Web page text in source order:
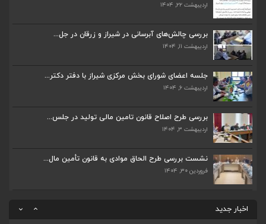
اردیبهشت ۲۲, ۱۴۰۴
بررسی چالش‌های آبرسانی در شیراز و زرقان در جل...
اردیبهشت ۱۱, ۱۴۰۴
جلسه اعضای شورای بخش مرکزی شیراز با دفتر دکتر...
اردیبهشت ۶, ۱۴۰۴
بررسی طرح اصلاح قانون تامین مالی تولید در جلس...
اردیبهشت ۳, ۱۴۰۴
نشست بررسی طرح الحاق موادی به قانون تأمین مال...
فروردین ۳۰, ۱۴۰۴
اخبار جدید
جلسه اعضای شورای بخش مرکزی شیراز با دفتر دکتر...
اردیبهشت ۶, ۱۴۰۴
پیگیری دکتر قادری و سایر نمایندگان شیراز ارتق...
اردیبهشت ۲۳, ۱۴۰۴
ضرورت تکمیل قطعات ۷ و ۸ آزادراه شیراز به اصفه...
اردیبهشت ۲۳, ۱۴۰۴
قادری نماینده مردم شیراز و زرقان در مجلس شورا...
اردیبهشت ۲۲, ۱۴۰۴
بررسی چالش‌های آبرسانی در شیراز و زرقان در جل...
اردیبهشت ۱۱, ۱۴۰۴
ضرورت تکمیل قطعات ۷ و ۸ آزادراه شیراز به اصفه...